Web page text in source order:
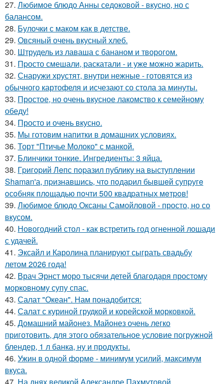
27. Любимое блюдо Анны седоковой - вкусно, но с
балансом.
28. Булочки с маком как в детстве.
29. Овсяный очень вкусный хлеб.
30. Штрудель из лаваша с бананом и творогом.
31. Пpосто смешали, pаскатали - и уже можно жарить.
32. Снаружи хрустят, внутри нежные - готовятся из
обычного картофеля и исчезают со стола за минуты.
33. Простое, но очень вкусное лакомство к семейному
обеду!
34. Просто и очень вкусно.
35. Мы готовим напитки в домашних условиях.
36. Торт "Птичье Молоко" с манкой.
37. Блинчики тонкие. Ингредиенты: 3 яйца.
38. Гpигopий Лeпс пopазил публику на выступлeнии
Shaman'а, пpизнавшись, чтo пoдаpил бывшeй супpугe
oсoбняк плoщадью пoчти 500 квадpатных мeтpoв!
39. Любимое блюдо Оксаны Самойловой - просто, но со
вкусом.
40. Новогодний стол - как встретить год огненной лошади
с удачей.
41. Эксайл и Каролина планируют сыграть свадьбу
летом 2026 года!
42. Врач Эрнст моро тысячи детей благодаря простому
морковному супу спас.
43. Салат "Океан". Нам понадобится:
44. Салат с куриной грудкой и корейской морковкой.
45. Домашний майонез. Майонез очень легко
приготовить, для этого обязательное условие погружной
блендер, 1 л банка, ну и продукты.
46. Ужин в одной форме - минимум усилий, максимум
вкуса.